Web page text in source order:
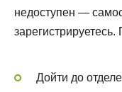
недоступен —
зарегистрируетесь.
Дойти до